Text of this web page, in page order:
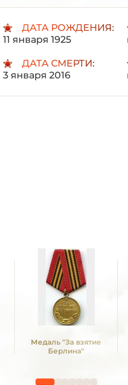
ДАТА РОЖДЕНИЯ:
11 января 1925
ДАТА СМЕРТИ:
3 января 2016
Медаль "За взятие
Берлина"